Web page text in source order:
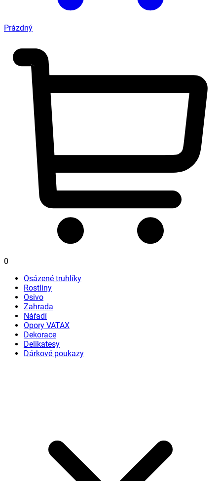
Prázdný
0
Osázené truhlíky
Rostliny
Osivo
Zahrada
Nářadí
Opory VATAX
Dekorace
Delikatesy
Dárkové poukazy